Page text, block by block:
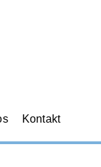
Kontakt